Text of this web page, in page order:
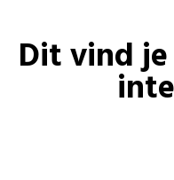
Dit vind